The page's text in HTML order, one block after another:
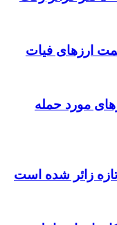
ارزهای فیات
مورد حمله
زائر شده است